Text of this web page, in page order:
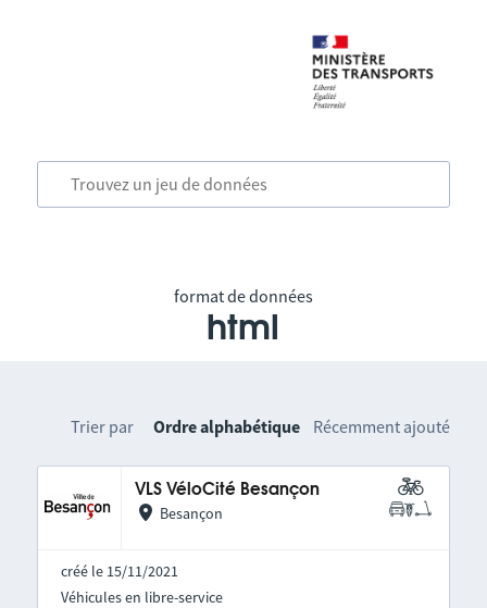
format de données
html
Trier par Ordre alphabétique Récemment ajouté
VLS VéloCité Besançon
Besançon
créé le 15/11/2021
Véhicules en libre-service